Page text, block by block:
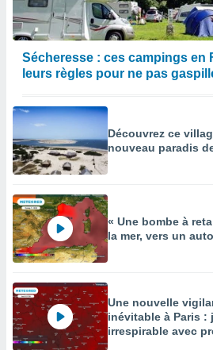
Sécheresse : ces campings en
leurs règles pour ne pas
Découvrez ce
nouveau paradis
« Une bombe à
la mer, vers un
Une nouvelle
inévitable à Paris :
irrespirable avec